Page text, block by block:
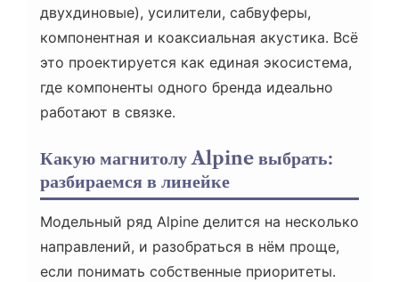
двухдиновые), усилители, сабвуферы,
компонентная и коаксиальная акустика. Всё
это проектируется как единая экосистема,
где компоненты одного бренда идеально
работают в связке.
Какую магнитолу Alpine выбрать:
разбираемся в линейке
Модельный ряд Alpine делится на несколько
направлений, и разобраться в нём проще,
если понимать собственные приоритеты.